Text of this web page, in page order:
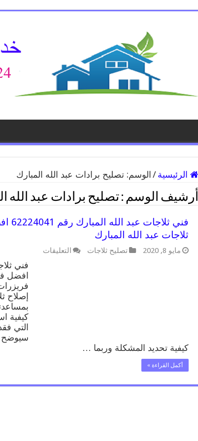
الرئيسية / الوسم:تصليح برادات عبد الله المبارك
أرشيف الوسم :تصليح برادات عبد الله
فني
ثلاجات عبد الله المبارك
مايو 8, 2020 تصليح ثلاجات التعليقات
ثلاجات
المبارك
62224041
افضل
تصليح
المبارك
فني
افضل
إصلاح
كيفية
التي
سيوضح
كيفية تحديد المشكلة وربما …
أكمل القراءة »